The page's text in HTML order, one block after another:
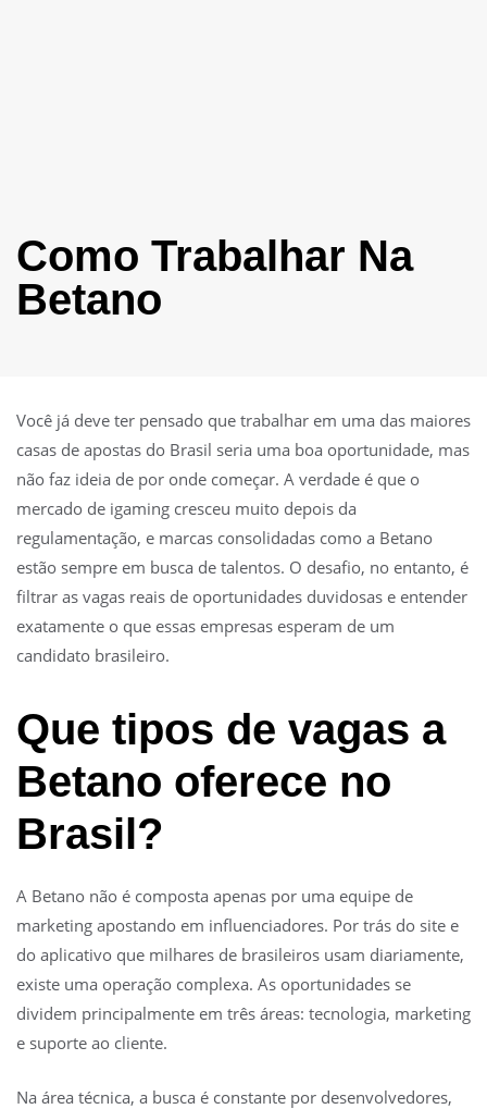
Como Trabalhar Na
Betano
Você já deve ter pensado que trabalhar em uma das maiores
casas de apostas do Brasil seria uma boa oportunidade, mas
não faz ideia de por onde começar. A verdade é que o
mercado de igaming cresceu muito depois da
regulamentação, e marcas consolidadas como a Betano
estão sempre em busca de talentos. O desafio, no entanto, é
filtrar as vagas reais de oportunidades duvidosas e entender
exatamente o que essas empresas esperam de um
candidato brasileiro.
Que tipos de vagas a
Betano oferece no
Brasil?
A Betano não é composta apenas por uma equipe de
marketing apostando em influenciadores. Por trás do site e
do aplicativo que milhares de brasileiros usam diariamente,
existe uma operação complexa. As oportunidades se
dividem principalmente em três áreas: tecnologia, marketing
e suporte ao cliente.
Na área técnica, a busca é constante por desenvolvedores,